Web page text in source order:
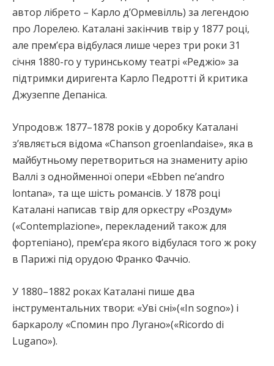
автор лібрето – Карло д’Ормевілль) за легендою
про Лорелею. Каталані закінчив твір у 1877 році,
але прем’єра відбулася лише через три роки 31
січня 1880-го у туринському театрі «Реджіо» за
підтримки диригента Карло Педротті й критика
Джузеппе Депаніса.
Упродовж 1877–1878 років у доробку Каталані
з’являється відома «Chаnson groenlandaise», яка в
майбутньому перетвориться на знамениту арію
Валлі з однойменної опери «Ebben nе’andro
lontana», та ще шість романсів. У 1878 році
Каталані написав твір для оркестру «Роздум»
(«Contemplazione», перекладений також для
фортепіано), прем’єра якого відбулася того ж року
в Парижі під орудою Франко Фаччіо.
У 1880–1882 роках Каталані пише два
інструментальних твори: «Уві сні»(«In sogno») і
баркаролу «Спомин про Лугано»(«Ricordo di
Lugano»).